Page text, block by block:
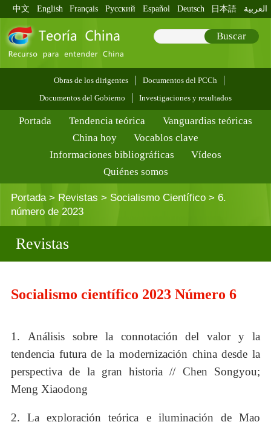
中文 English Français Pусский Español Deutsch 日本語 العربية
Buscar
Obras de los dirigentes
Documentos del PCCh
Documentos del Gobierno
Investigaciones y resultados
Portada Tendencia teórica
Vanguardias teóricas
China hoy
Vocablos clave
Informaciones bibliográficas
Vídeos
Quiénes somos
Portada> Revistas > Socialismo Científico> 6.
número de 2023
Revistas
Socialismo científico 2023 Número 6
1. Análisis sobre la connotación del valor y la
tendencia futura de la modernización china desde la
perspectiva de la gran historia // Chen Songyou;
Meng Xiaodong
2. La exploración teórica e iluminación de Mao